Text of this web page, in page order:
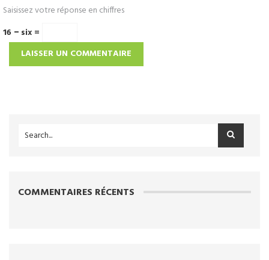
Saisissez votre réponse en chiffres
16 − six =
COMMENTAIRES RÉCENTS